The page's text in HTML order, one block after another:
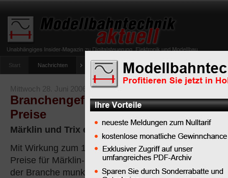
Start Nachrichten Tipps Newsletter Archiv Magazin
umfrage-viessmann-multiprotokoll-lichtdecoder
Mittwoch 28. Juni 2006
Branchengeflüster: Märklin und Trix
Preise
Märklin und Trix erhöhen die Preise zum 1.
Mit Wirkung zum 1. August 2006 werden die
Preise für Märklin- und Trix- Artikel erhöht, in
der Branche munkelt man von 6 Prozent. Ein